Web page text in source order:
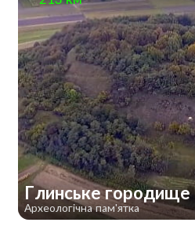
Глинське городище
Археологічна пам'ятка